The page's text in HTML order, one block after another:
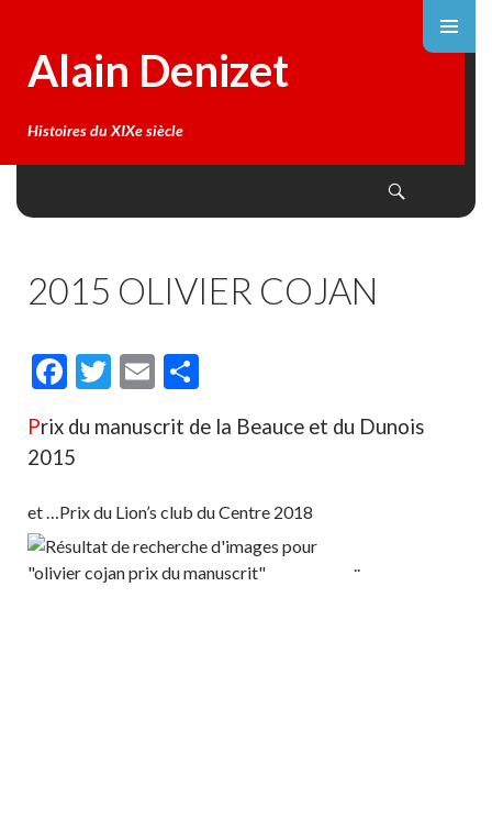
Alain Denizet
Histoires du XIXe siècle
2015 OLIVIER COJAN
F
e
b
o
o
k
T
itt
E
ai ta
er
Prix du manuscrit de la Beauce et du Dunois
2015
et …Prix du Lion’s club du Centre 2018
..